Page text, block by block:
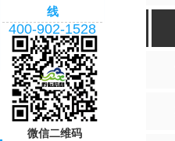
线
400-902-1528
微信二维码